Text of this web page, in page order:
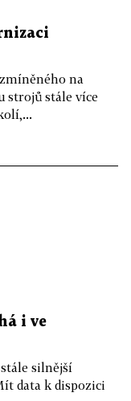
na
strojů stále více
i ve
silnější
data k dispozici